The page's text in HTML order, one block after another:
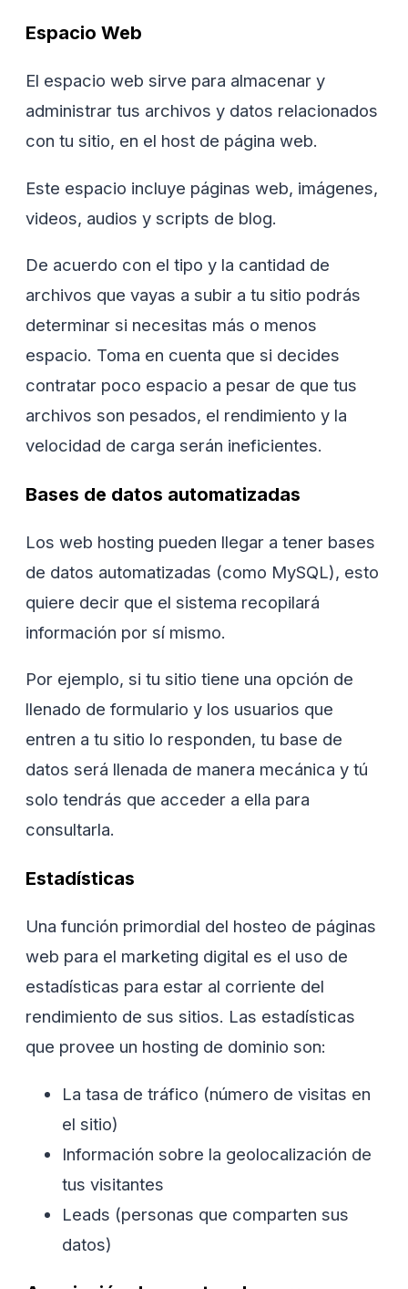
Espacio Web
El espacio web sirve para almacenar y
administrar tus archivos y datos relacionados
con tu sitio, en el host de página web.
Este espacio incluye páginas web, imágenes,
videos, audios y scripts de blog.
De acuerdo con el tipo y la cantidad de
archivos que vayas a subir a tu sitio podrás
determinar si necesitas más o menos
espacio. Toma en cuenta que si decides
contratar poco espacio a pesar de que tus
archivos son pesados, el rendimiento y la
velocidad de carga serán ineficientes.
Bases de datos automatizadas
Los web hosting pueden llegar a tener bases
de datos automatizadas (como MySQL), esto
quiere decir que el sistema recopilará
información por sí mismo.
Por ejemplo, si tu sitio tiene una opción de
llenado de formulario y los usuarios que
entren a tu sitio lo responden, tu base de
datos será llenada de manera mecánica y tú
solo tendrás que acceder a ella para
consultarla.
Estadísticas
Una función primordial del hosteo de páginas
web para el marketing digital es el uso de
estadísticas para estar al corriente del
rendimiento de sus sitios. Las estadísticas
que provee un hosting de dominio son:
La tasa de tráfico (número de visitas en
el sitio)
Información sobre la geolocalización de
tus visitantes
Leads (personas que comparten sus
datos)